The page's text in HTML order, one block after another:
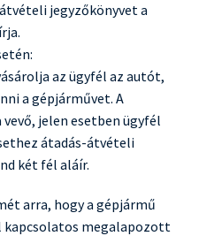
jegyzőkönyvet a
az ügyfél az autót,
a gépjárművet. A
jelen esetben ügyfél
átadás-átvételi
két fél aláír.
arra, hogy a gépjármű
megalapozott